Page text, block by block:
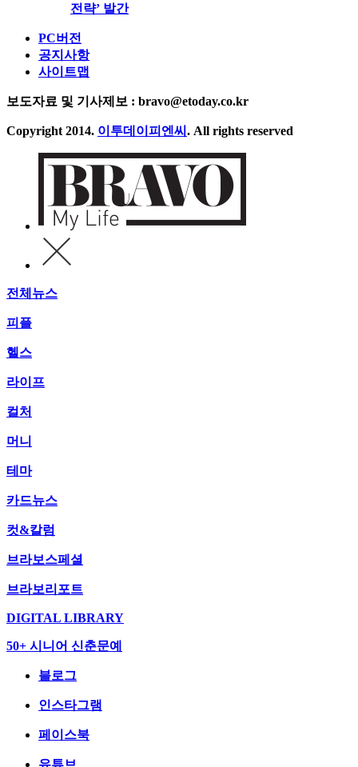
전략’ 발간
PC버전
공지사항
사이트맵
보도자료 및 기사제보 : bravo@etoday.co.kr
Copyright 2014. 이투데이피엔씨 . All rights reserved
전체뉴스
피플
헬스
라이프
컬처
머니
테마
카드뉴스
컷&칼럼
브라보스페셜
브라보리포트
DIGITAL LIBRARY
50+ 시니어 신춘문예
블로그
인스타그램
페이스북